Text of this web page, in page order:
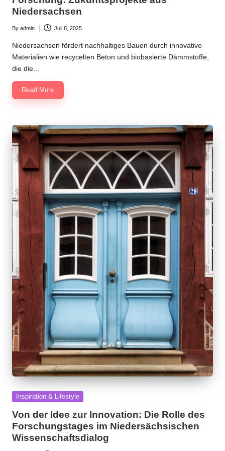
Niedersachsen
Posted
by
By admin Juli 8, 2025
Niedersachsen fördert nachhaltiges Bauen durch innovative
Materialien wie recycelten Beton und biobasierte Dämmstoffe,
die die…
Read More
Posted
Inspiration & Lifestyle
Von der Idee zur Innovation: Die Rolle des
Forschungstages im Niedersächsischen
Wissenschaftsdialog